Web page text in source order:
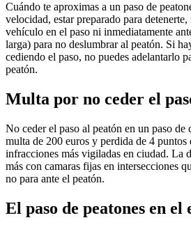
Cuándo te aproximas a un paso de
velocidad, estar preparado para
vehículo en el paso ni inmediatamente
larga) para no deslumbrar al peatón. Si
cediendo el paso, no puedes adelantarlo
peatón.
Multa por no ceder el
No ceder el paso al peatón en un paso de
multa de 200 euros y perdida de 4 puntos
infracciones más vigiladas en ciudad. La
más con camaras fijas en intersecciones
no para ante el peatón.
El paso de peatones en el